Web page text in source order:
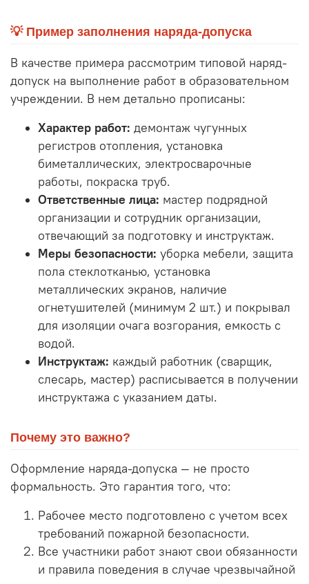
💡 Пример заполнения наряда-допуска
В качестве примера рассмотрим типовой наряд-
допуск на выполнение работ в образовательном
учреждении. В нем детально прописаны:
Характер работ: демонтаж чугунных
регистров отопления, установка
биметаллических, электросварочные
работы, покраска труб.
Ответственные лица: мастер подрядной
организации и сотрудник организации,
отвечающий за подготовку и инструктаж.
Меры безопасности: уборка мебели, защита
пола стеклотканью, установка
металлических экранов, наличие
огнетушителей (минимум 2 шт.) и покрывал
для изоляции очага возгорания, емкость с
водой.
Инструктаж: каждый работник (сварщик,
слесарь, мастер) расписывается в получении
инструктажа с указанием даты.
Почему это важно?
Оформление наряда-допуска — не просто
формальность. Это гарантия того, что:
Рабочее место подготовлено с учетом всех
требований пожарной безопасности.
Все участники работ знают свои обязанности
и правила поведения в случае чрезвычайной